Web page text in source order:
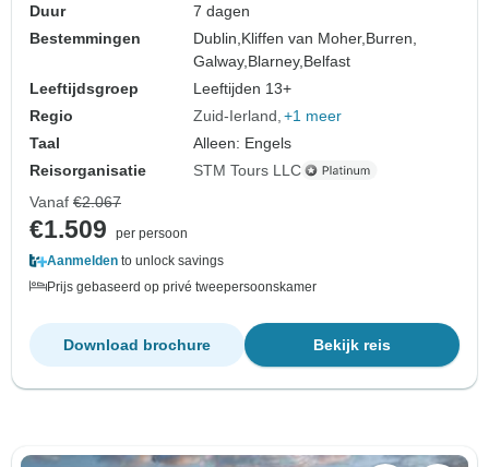
Duur
7 dagen
Bestemmingen
Dublin, Kliffen van Moher, Burren,
Galway, Blarney, Belfast
Leeftijdsgroep
Leeftijden 13+
Regio
Zuid-Ierland +1 meer
Taal
Alleen: Engels
Reisorganisatie
STM Tours LLC
Vanaf €2.067
€1.509
per persoon
Aanmelden to unlock savings
Prijs gebaseerd op privé tweepersoonskamer
Bekijk reis
Download brochure